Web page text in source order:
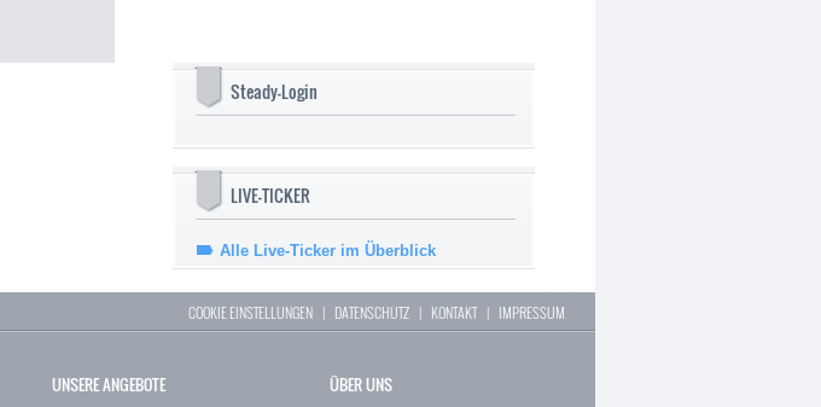
Steady-Login
LIVE-TICKER
Alle Live-Ticker im Überblick
COOKIE EINSTELLUNGEN | DATENSCHUTZ | KONTAKT| IMPRESSUM
UNSERE ANGEBOTE ÜBER UNS